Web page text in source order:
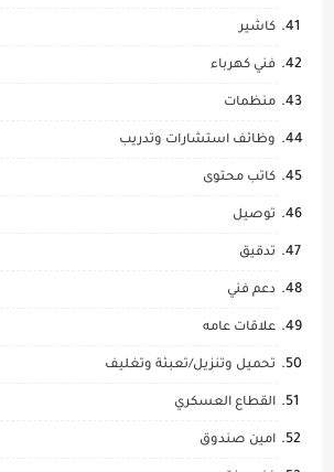
كاشير
فني كهرباء
منظمات
وظائف استشارات وتدريب
كاتب محتوى
توصيل
تدقيق
دعم فني
علاقات عامه
تحميل وتنزيل/تعبئة وتغليف
القطاع العسكري
امين صندوق